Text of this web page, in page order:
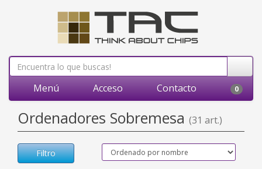
Menú Acceso Contacto 0
Ordenadores Sobremesa (31 art.)
Filtro